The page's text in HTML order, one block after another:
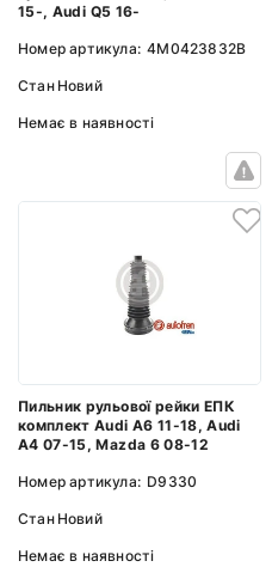
15-, Audi Q5 16-
Номер артикула: 4M0423832B
Стан Новий
Немає в наявності
Пильник рульової рейки ЕПК
комплект Audi A6 11-18, Audi
A4 07-15, Mazda 6 08-12
Номер артикула: D9330
Стан Новий
Немає в наявності